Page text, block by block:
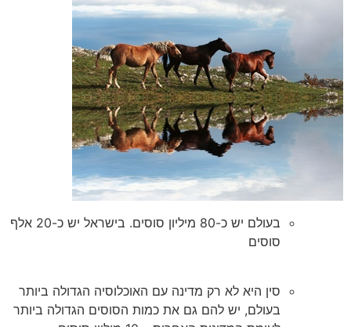
בעולם יש כ-80 מיליון סוסים. בישראל יש כ-20 אלף
סוסים
סין היא לא רק מדינה עם האוכלוסיה הגדולה ביותר
בעולם, יש להם גם את כמות הסוסים הגדולה ביותר